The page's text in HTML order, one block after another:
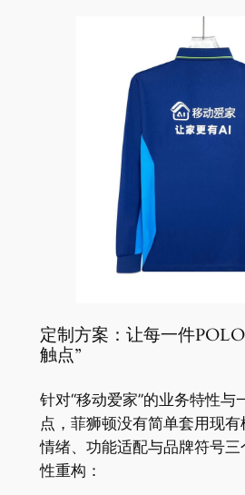
定制方案：让每一件
触点”
针对“移动爱家”的业务特性与
点，菲狮顿没有简单套用现
情绪、功能适配与品牌符号
性重构：